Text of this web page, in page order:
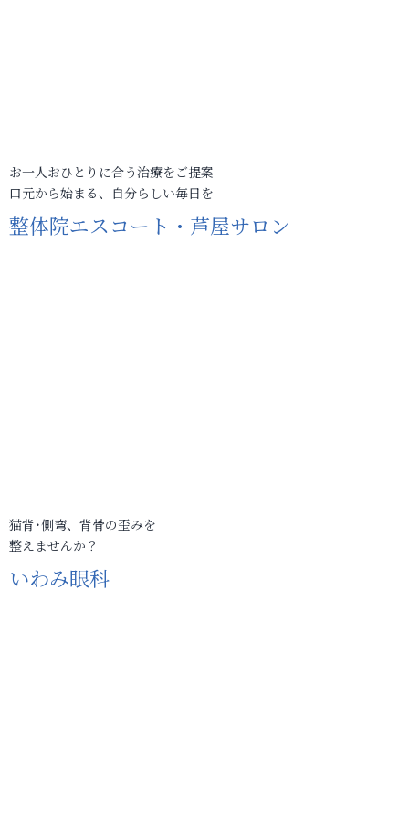
お一人おひとりに合う治療をご提案
口元から始まる、自分らしい毎日を
整体院エスコート・芦屋サロン
猫背･側弯、背骨の歪みを
整えませんか？
いわみ眼科